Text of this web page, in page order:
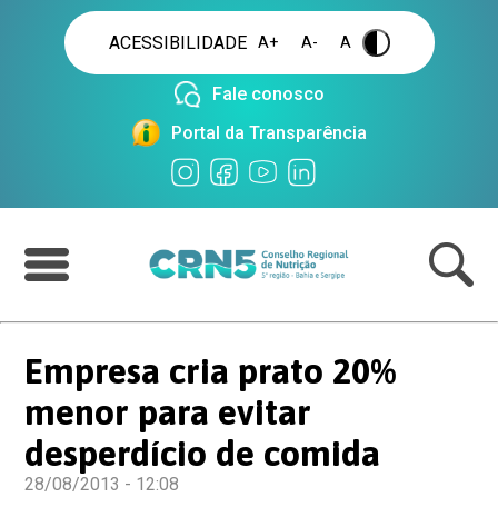
ACESSIBILIDADE A+ A- A .
Fale conosco
Portal da Transparência
Empresa cria prato 20%
menor para evitar
desperdício de comida
28/08/2013 - 12:08